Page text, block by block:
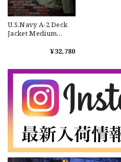
DSA
なかなか見つからないこの色
うございました！
2026/07/14
U.S.Navy A-2 Deck
Jacket Medium
海軍 A-2デッキジャケ
No.703
¥32,780